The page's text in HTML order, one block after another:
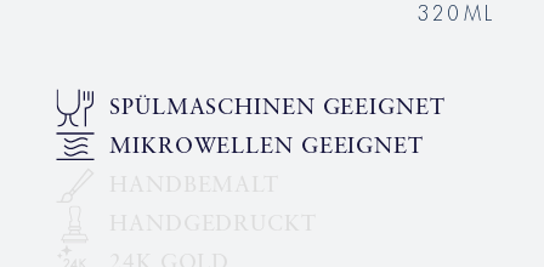
320ML
SPÜLMASCHINEN GEEIGNET
MIKROWELLEN GEEIGNET